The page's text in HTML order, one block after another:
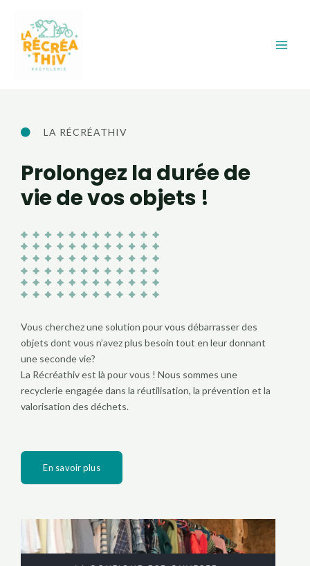
contenu
LA RÉCRÉATHIV
Prolongez la durée de
vie de vos objets !
Vous cherchez une solution pour vous débarrasser des
objets dont vous n’avez plus besoin tout en leur donnant
une seconde vie?
La Récréathiv est là pour vous ! Nous sommes une
recyclerie engagée dans la réutilisation, la prévention et la
valorisation des déchets.
En savoir plus